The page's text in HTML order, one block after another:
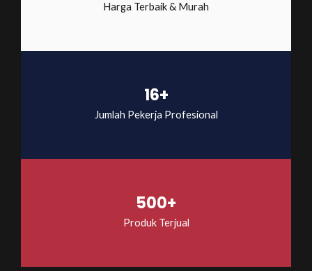
Harga Terbaik & Murah
16+
Jumlah Pekerja Profesional
500+
Produk Terjual